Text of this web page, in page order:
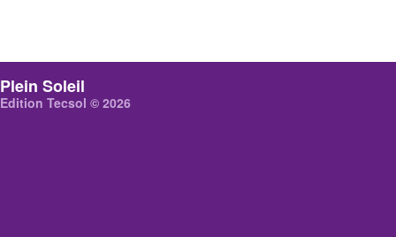
Plein Soleil
Edition Tecsol © 2026